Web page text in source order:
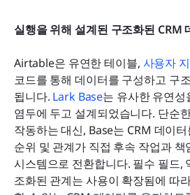
실행을 위해 설계된 구조화된 CRM
Airtable은 유연한 테이블, 사용자
코드를 통해 데이터를 구성하고 구
됩니다. Lark Base는 유사한 유연
염두에 두고 설계되었습니다. 단순
작동하는 대신, Base는 CRM 데이
순위 및 관계가 직접 후속 작업과
시스템으로 전환합니다. 필수 필드,
조화된 관계는 사용이 확장됨에 따